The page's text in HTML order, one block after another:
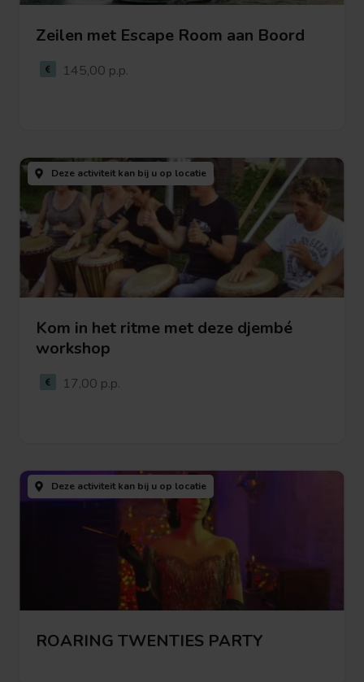
Zeilen met Escape Room aan Boord
145,00 p.p.
deze
activiteitDeze activiteit kan bij u op locatie
Kom in het ritme met deze djembé
workshop
17,00 p.p.
deze
activiteitDeze activiteit kan bij u op locatie
ROARING TWENTIES PARTY